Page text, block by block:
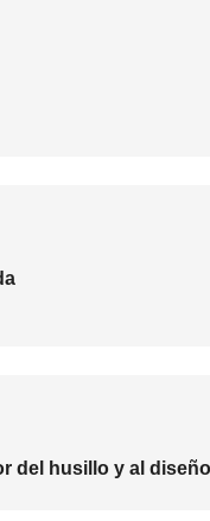
del husillo y al